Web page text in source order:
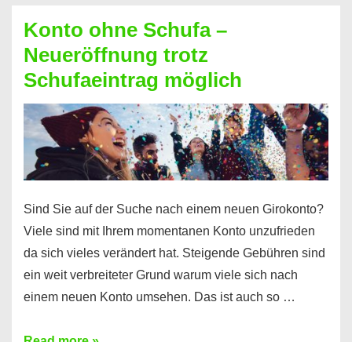
Sie
einen
Kredit
ohne
Einkommensnachweis
Konto ohne Schufa –
Neueröffnung trotz
Schufaeintrag möglich
Sind Sie auf der Suche nach einem neuen Girokonto?
Viele sind mit Ihrem momentanen Konto unzufrieden
da sich vieles verändert hat. Steigende Gebühren sind
ein weit verbreiteter Grund warum viele sich nach
einem neuen Konto umsehen. Das ist auch so …